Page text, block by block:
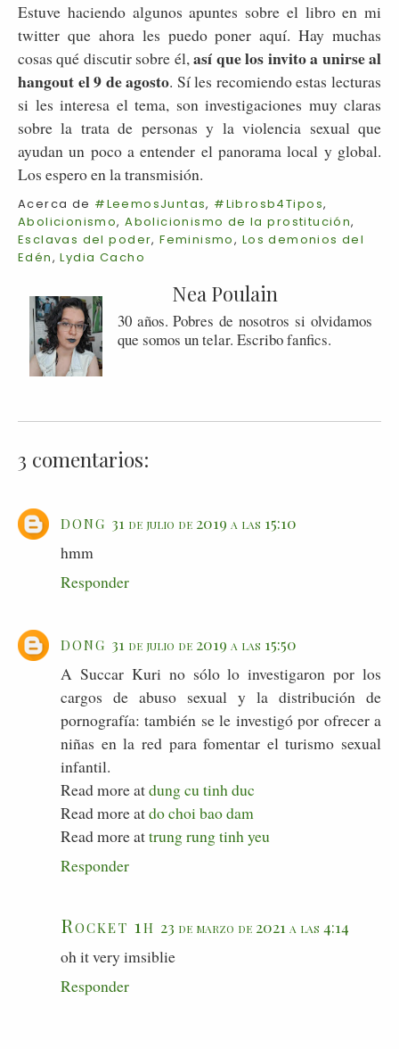
Estuve haciendo algunos apuntes sobre el libro en mi
twitter que ahora les puedo poner aquí. Hay muchas
cosas qué discutir sobre él,así que los invito a unirse al
hangout el 9 de agosto. Sí les recomiendo estas lecturas
si les interesa el tema, son investigaciones muy claras
sobre la trata de personas y la violencia sexual que
ayudan un poco a entender el panorama local y global.
Los espero en la transmisión.
Acerca de #LeemosJuntas, #Librosb4Tipos,
Abolicionismo,Abolicionismo de la prostitución,
Esclavas del poder,Feminismo, Los demonios del
Edén,Lydia Cacho
Nea Poulain
30 años. Pobres de nosotros si olvidamos
que somos un telar. Escribo fanfics.
3 comentarios:
dong 31 de julio de 2019 a las 15:10
hmm
Responder
dong 31 de julio de 2019 a las 15:50
A Succar Kuri no sólo lo investigaron por los
cargos de abuso sexual y la distribución de
pornografía: también se le investigó por ofrecer a
niñas en la red para fomentar el turismo sexual
infantil.
Read more atdung cu tinh duc
Read more atdo choi bao dam
Read more attrung rung tinh yeu
Responder
Rocket 1h 23 de marzo de 2021 a las 4:14
oh it very imsiblie
Responder